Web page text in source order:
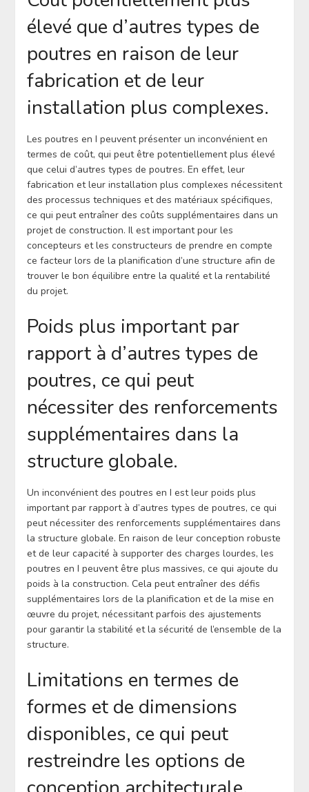
élevé que d’autres types de
poutres en raison de leur
fabrication et de leur
installation plus complexes.
Les poutres en I peuvent présenter un inconvénient en
termes de coût, qui peut être potentiellement plus élevé
que celui d’autres types de poutres. En effet, leur
fabrication et leur installation plus complexes nécessitent
des processus techniques et des matériaux spécifiques,
ce qui peut entraîner des coûts supplémentaires dans un
projet de construction. Il est important pour les
concepteurs et les constructeurs de prendre en compte
ce facteur lors de la planification d’une structure afin de
trouver le bon équilibre entre la qualité et la rentabilité
du projet.
Poids plus important par
rapport à d’autres types de
poutres, ce qui peut
nécessiter des renforcements
supplémentaires dans la
structure globale.
Un inconvénient des poutres en I est leur poids plus
important par rapport à d’autres types de poutres, ce qui
peut nécessiter des renforcements supplémentaires dans
la structure globale. En raison de leur conception robuste
et de leur capacité à supporter des charges lourdes, les
poutres en I peuvent être plus massives, ce qui ajoute du
poids à la construction. Cela peut entraîner des défis
supplémentaires lors de la planification et de la mise en
œuvre du projet, nécessitant parfois des ajustements
pour garantir la stabilité et la sécurité de l’ensemble de la
structure.
Limitations en termes de
formes et de dimensions
disponibles, ce qui peut
restreindre les options de